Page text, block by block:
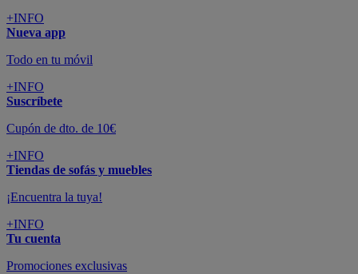
+INFO
Nueva app
Todo en tu móvil
+INFO
Suscríbete
Cupón de dto. de 10€
+INFO
Tiendas de sofás y muebles
¡Encuentra la tuya!
+INFO
Tu cuenta
Promociones exclusivas